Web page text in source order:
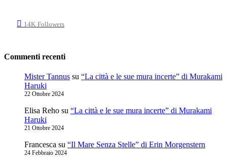
14K Followers
Commenti recenti
Mister Tannus su “La città e le sue mura incerte” di Murakami
Haruki
22 Ottobre 2024
Elisa Reho su “La città e le sue mura incerte” di Murakami
Haruki
21 Ottobre 2024
Francesca su “Il Mare Senza Stelle” di Erin Morgenstern
24 Febbraio 2024